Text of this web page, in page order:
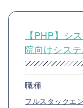
【PHP】シ
院向けシス
職種
フルスタックエ